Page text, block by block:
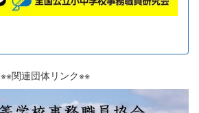
※※関連団体リンク※※